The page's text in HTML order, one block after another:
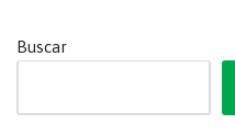
Buscar